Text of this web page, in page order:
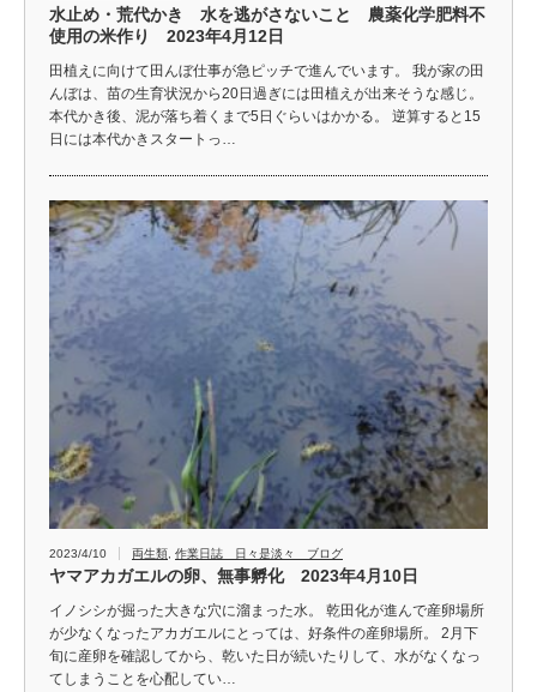
水止め・荒代かき 水を逃がさないこと 農薬化学肥料不
使用の米作り 2023年4月12日
田植えに向けて田んぼ仕事が急ピッチで進んでいます。 我が家の田
んぼは、苗の生育状況から20日過ぎには田植えが出来そうな感じ。
本代かき後、泥が落ち着くまで5日ぐらいはかかる。 逆算すると15
日には本代かきスタートっ…
2023/4/10 両生類 作業日誌 日々是淡々 ブログ
ヤマアカガエルの卵、無事孵化 2023年4月10日
イノシシが掘った大きな穴に溜まった水。 乾田化が進んで産卵場所
が少なくなったアカガエルにとっては、好条件の産卵場所。 2月下
旬に産卵を確認してから、乾いた日が続いたりして、水がなくなっ
てしまうことを心配してい…